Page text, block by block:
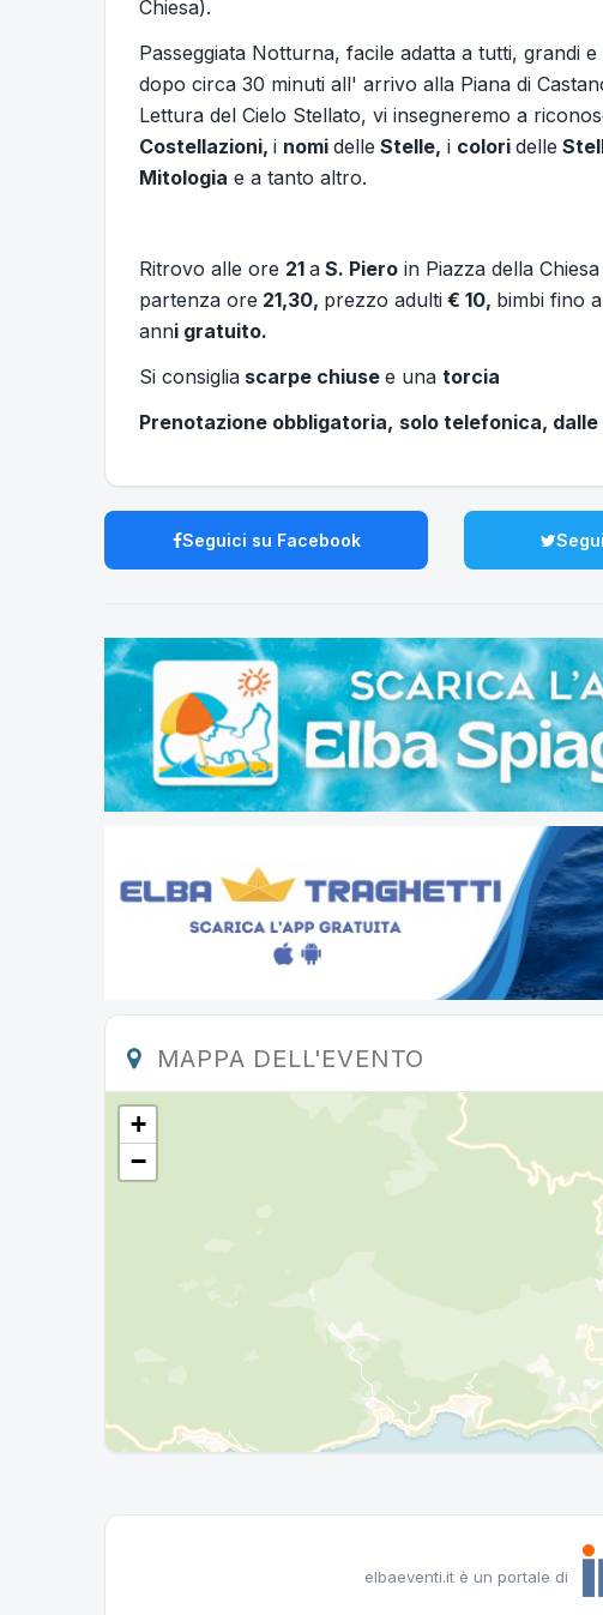
Chiesa).
Passeggiata Notturna, facile adatta a tutti, grandi e
dopo circa 30 minuti all' arrivo alla Piana di
Lettura del Cielo Stellato, vi insegneremo a
Costellazioni, i nomi delle Stelle, i colori delle
Mitologia e a tanto altro.
Ritrovo alle ore 21 a S. Piero in Piazza della Chiesa
partenza ore 21,30, prezzo adulti € 10, bimbi fino
anni gratuito.
Si consiglia scarpe chiuse e una torcia
Prenotazione obbligatoria, solo telefonica, dalle
Seguici su Facebook
MAPPA DELL'EVENTO
+
−
elbaeventi.it è un portale di